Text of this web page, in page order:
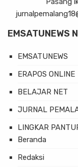
EMSATUNEWS
EMSATUNEWS
ERAPOS ONLINE
BELAJAR NET
JURNAL
LINGKAR
Beranda
Redaksi